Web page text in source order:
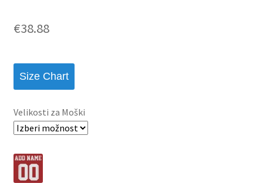
€38.88
Size Chart
Velikosti za Moški